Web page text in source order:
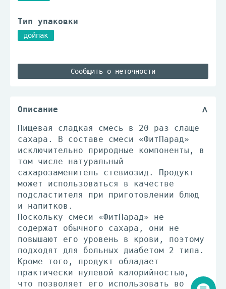
Тип упаковки
дойпак
Сообщить о неточности
Описание
Пищевая сладкая смесь в 20 раз слаще
сахара. В составе смеси «ФитПарад»
исключительно природные компоненты, в
том числе натуральный
сахарозаменитель стевиозид. Продукт
может использоваться в качестве
подсластителя при приготовлении блюд
и напитков.
Поскольку смеси «ФитПарад» не
содержат обычного сахара, они не
повышают его уровень в крови, поэтому
подходят для больных диабетом 2 типа.
Кроме того, продукт обладает
практически нулевой калорийностью,
что позволяет его использовать во